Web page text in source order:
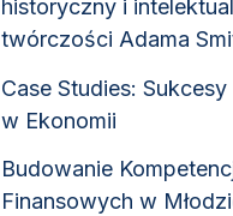
historyczny i
twórczości Adama
Case Studies:
w Ekonomii
Budowanie
Finansowych w